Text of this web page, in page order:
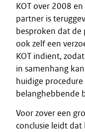
KOT over 2008
partner is
besproken dat
ook zelf een
KOT indient,
in samenhang
huidige
belanghebbende
Voor zover een
conclusie leidt